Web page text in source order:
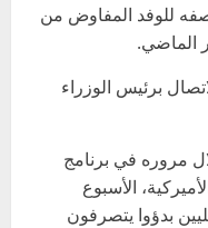
للوفد المفاوض من
الماضي.
برئيس الوزراء
مروره في برنامج
الأسبوع
بدؤوا يتصرفون